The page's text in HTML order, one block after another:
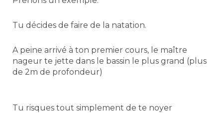
Tu décides de faire de la natation.
A peine arrivé à ton premier cours, le maître
nageur te jette dans le bassin le plus grand (plus
de 2m de profondeur)
Tu risques tout simplement de te noyer